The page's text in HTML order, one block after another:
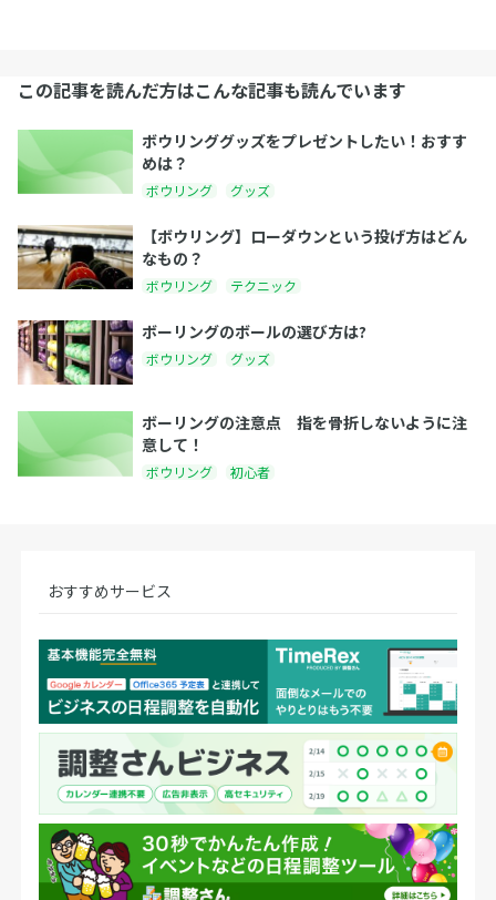
この記事を読んだ方はこんな記事も読んでいます
ボウリンググッズをプレゼントしたい！おすす
めは？
ボウリング グッズ
【ボウリング】ローダウンという投げ方はどん
なもの？
ボウリング テクニック
ボーリングのボールの選び方は?
ボウリング グッズ
ボーリングの注意点 指を骨折しないように注
意して！
ボウリング 初心者
おすすめサービス